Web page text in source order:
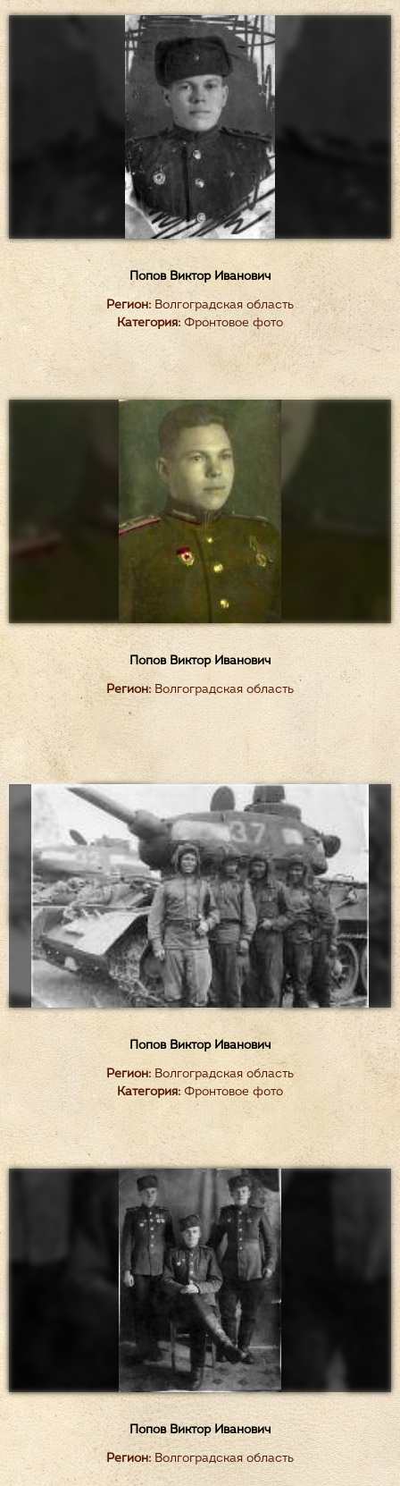
Попов Виктор Иванович
Регион: Волгоградская область
Категория: Фронтовое фото
Попов Виктор Иванович
Регион: Волгоградская область
Попов Виктор Иванович
Регион:Волгоградская область
Категория: Фронтовое фото
Попов Виктор Иванович
Регион: Волгоградская область